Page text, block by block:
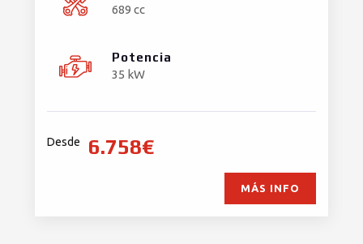
689 cc
Potencia
35 kW
Desde 6.758€
MÁS INFO